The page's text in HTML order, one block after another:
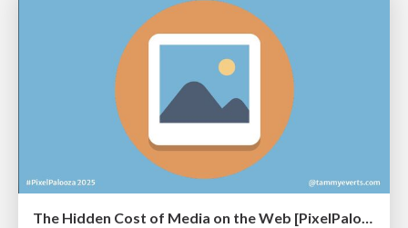
The Hidden Cost of Media on the Web [PixelPalooza 2025]